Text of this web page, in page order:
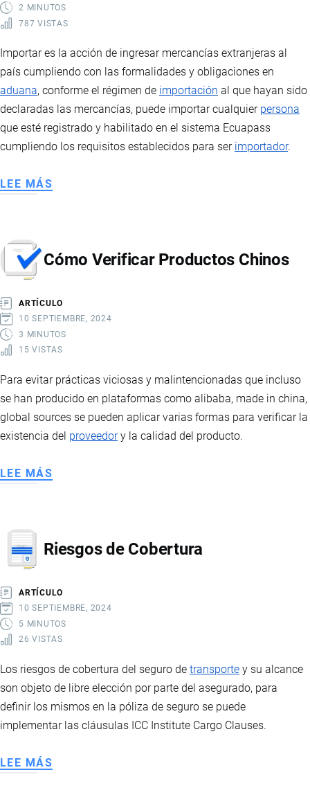
2 MINUTOS
787 VISTAS
Importar es la acción de ingresar mercancías extranjeras al
país cumpliendo con las formalidades y obligaciones en
aduana, conforme el régimen de importación al que hayan sido
declaradas las mercancías, puede importar cualquier persona
que esté registrado y habilitado en el sistema Ecuapass
cumpliendo los requisitos establecidos para ser importador.
LEE MÁS
Cómo Verificar Productos Chinos
ARTÍCULO
10 SEPTIEMBRE, 2024
3 MINUTOS
15 VISTAS
Para evitar prácticas viciosas y malintencionadas que incluso
se han producido en plataformas como alibaba, made in china,
global sources se pueden aplicar varias formas para verificar la
existencia del proveedory la calidad del producto.
LEE MÁS
CHINOS
Riesgos de Cobertura
ARTÍCULO
10 SEPTIEMBRE, 2024
5 MINUTOS
26 VISTAS
Los riesgos de cobertura del seguro de transporte y su alcance
son objeto de libre elección por parte del asegurado, para
definir los mismos en la póliza de seguro se puede
implementar las cláusulas ICC Institute Cargo Clauses.
LEE MÁS